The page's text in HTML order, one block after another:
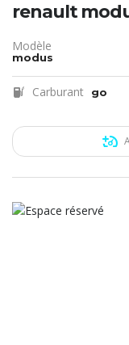
renault
Modèle
modus
Carburant go